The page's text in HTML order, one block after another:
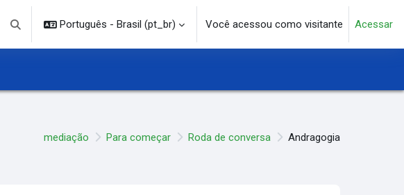
Alternar entrada de pesquisa
Português - Brasil ‎(pt_br)‎ Você acessou como visitante Acessar
mediação Para começar Roda de conversa Andragogia